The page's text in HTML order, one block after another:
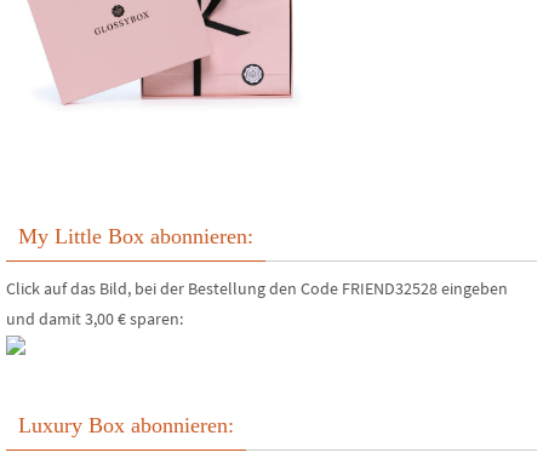
My Little Box abonnieren:
Click auf das Bild, bei der Bestellung den Code FRIEND32528 eingeben
und damit 3,00 € sparen:
Luxury Box abonnieren: